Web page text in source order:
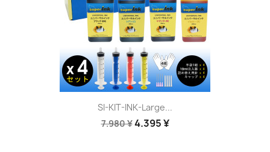
SI-KIT-INK-Large...
7.980 ¥4.395 ¥